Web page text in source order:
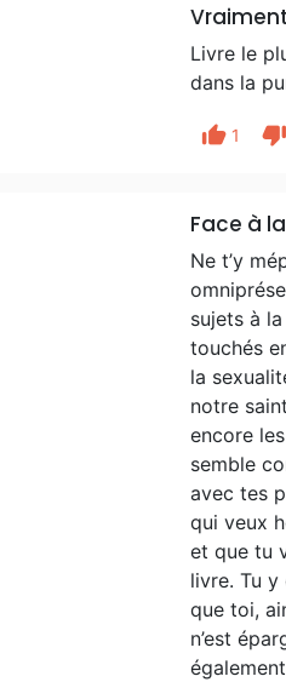
Livre le
dans la
thumb_up 1 thumb_down
Face à
Ne t’y
sujets à
touchés
la
notre
encore
semble
avec tes
qui veux
et que tu
livre. Tu
que toi,
n’est